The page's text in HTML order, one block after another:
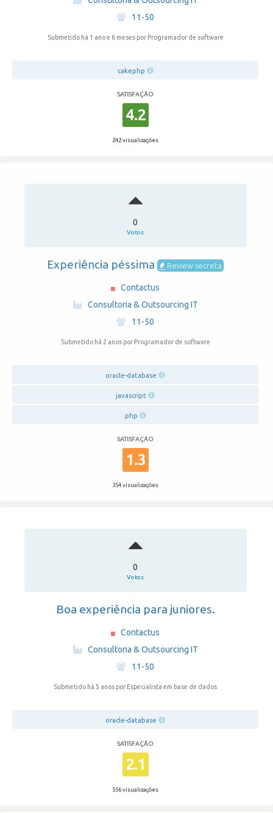
·
11-50
Submetido há 1 ano e 6 meses por Programador de software
cakephp
SATISFAÇÃO
4.2
242 visualizações
0
Votos
Experiência péssima Review secreta
Contactus
·
Consultoria & Outsourcing IT
·
11-50
Submetido há 2 anos por Programador de software
oracle-database
javascript
php
SATISFAÇÃO
1.3
354 visualizações
0
Votos
Boa experiência para juniores.
Contactus
·
Consultoria & Outsourcing IT
·
11-50
Submetido há 5 anos por Especialista em base de dados
oracle-database
SATISFAÇÃO
2.1
556 visualizações